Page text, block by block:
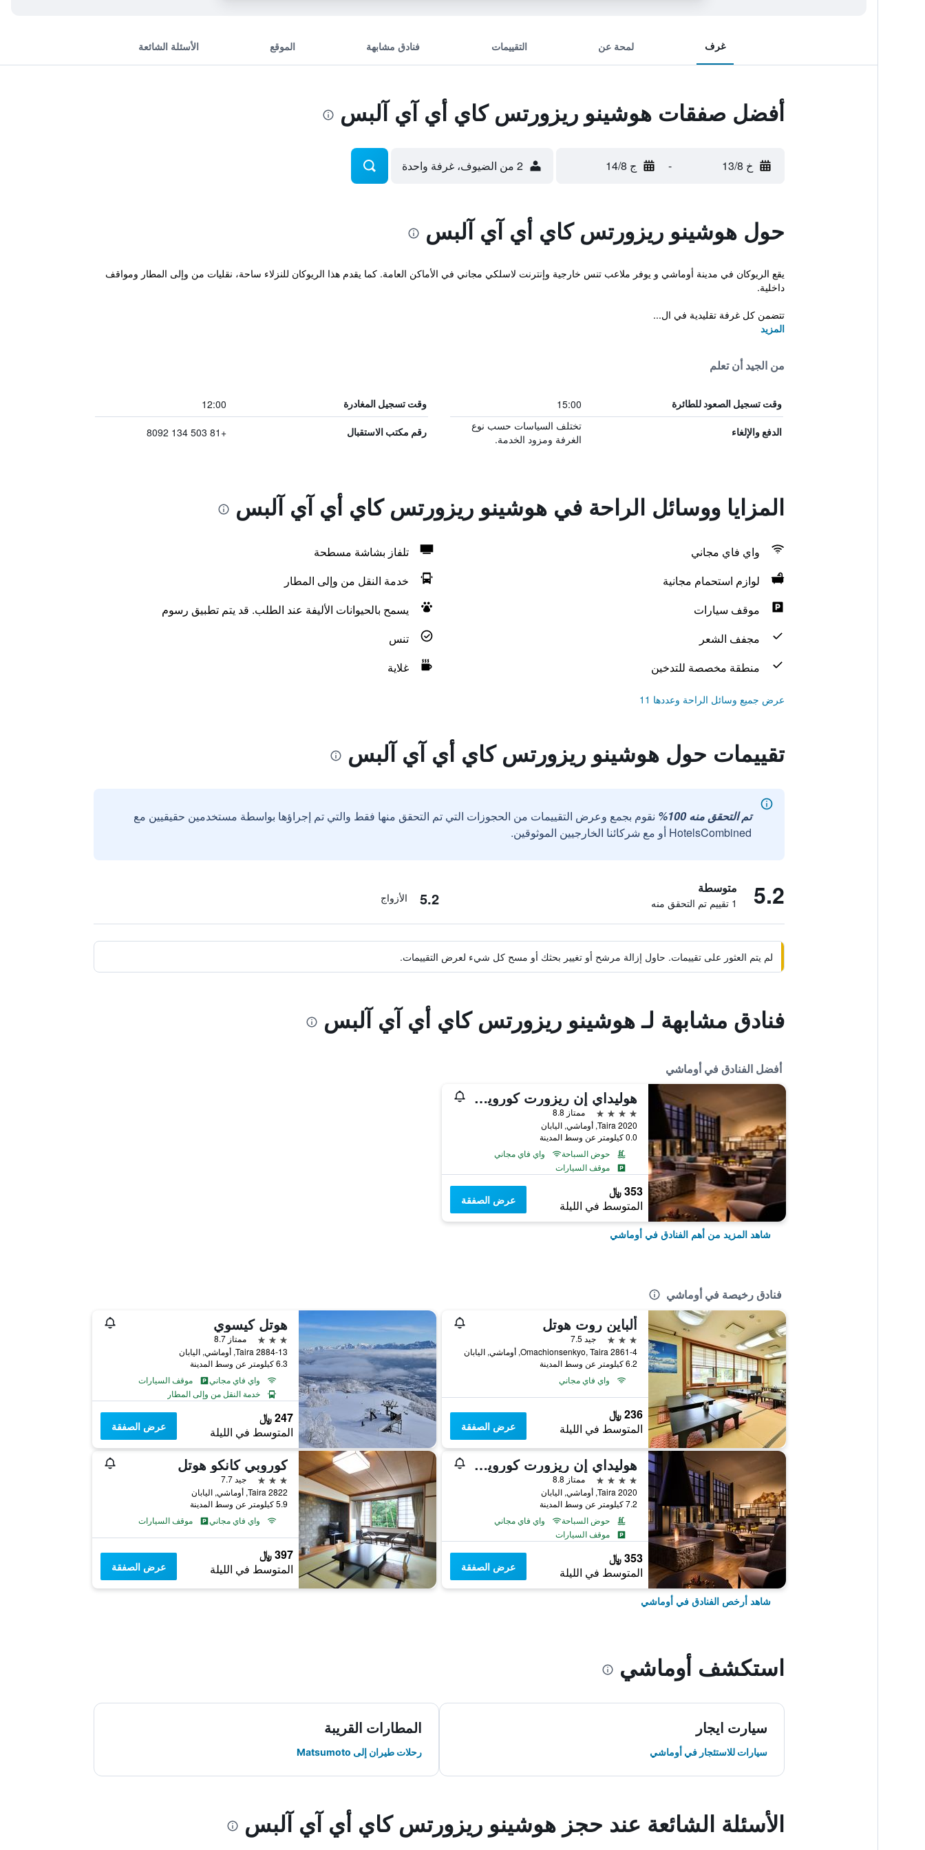
غرف لمحة عن التقييمات فنادق مشابهة الموقع الأسئلة الشائعة
أفضل صفقات هوشينو ريزورتس كاي أي آي آلبس
خ 13/8 - ج 14/8 2 من الضيوف، غرفة واحدة
حول هوشينو ريزورتس كاي أي آي آلبس
يقع الريوكان في مدينة أوماشي و يوفر ملاعب تنس خارجية وإنترنت لاسلكي مجاني في الأماكن العامة. كما يقدم هذا الريوكان للنزلاء ساحة، نقليات من وإلى المطار ومواقف
داخلية.
تتضمن كل غرفة تقليدية في ال...
المزيد
من الجيد أن تعلم
وقت تسجيل الصعود للطائرة 15:00 وقت تسجيل المغادرة 12:00
الدفع والإلغاء
تختلف السياسات حسب نوع
الغرفة ومزود الخدمة.
رقم مكتب الاستقبال +81 503 134 8092
المزايا ووسائل الراحة في هوشينو ريزورتس كاي أي آي آلبس
واي فاي مجاني
تلفاز بشاشة مسطحة
لوازم استحمام مجانية
خدمة النقل من وإلى المطار
موقف سيارات
يسمح بالحيوانات الأليفة عند الطلب. قد يتم تطبيق رسوم
مجفف الشعر
تنس
منطقة مخصصة للتدخين
غلاية
عرض جميع وسائل الراحة وعددها 11
تقييمات حول هوشينو ريزورتس كاي أي آي آلبس
تم التحقق منه 100%
نقوم بجمع وعرض التقييمات من الحجوزات التي تم التحقق منها فقط والتي تم إجراؤها بواسطة مستخدمين حقيقيين مع
HotelsCombined أو مع شركائنا الخارجيين الموثوقين.
5.2 متوسطة
1 تقييم تم التحقق منه 5.2 الأزواج
لم يتم العثور على تقييمات. حاول إزالة مرشح أو تغيير بحثك أو مسح كل شيء لعرض التقييمات.
فنادق مشابهة لـ هوشينو ريزورتس كاي أي آي آلبس
أفضل الفنادق في أوماشي
هوليداي إن ريزورت كورويوبا باي آيتش جي
4 نجوم
ممتاز 8.8
2020 Taira, أوماشي, اليابان
0.0 كيلومتر عن وسط المدينة
حوض السباحة
واي فاي مجاني
موقف السيارات
353 ﷼
المتوسط في الليلة عرض الصفقة
شاهد المزيد من أهم الفنادق في أوماشي
فنادق رخيصة في أوماشي
ألباين روت هوتل
3 نجوم
جيد 7.5
2861-4 Omachionsenkyo, Taira, أوماشي, اليابان
6.2 كيلومتر عن وسط المدينة
واي فاي مجاني
236 ﷼
المتوسط في الليلة عرض الصفقة
هوتل كيسوي
3 نجوم
ممتاز 8.7
Taira 2884-13, أوماشي, اليابان
6.3 كيلومتر عن وسط المدينة
واي فاي مجاني
موقف السيارات
خدمة النقل من وإلى المطار
247 ﷼
المتوسط في الليلة عرض الصفقة
هوليداي إن ريزورت كورويوبا باي آيتش جي
4 نجوم
ممتاز 8.8
2020 Taira, أوماشي, اليابان
7.2 كيلومتر عن وسط المدينة
حوض السباحة
واي فاي مجاني
موقف السيارات
353 ﷼
المتوسط في الليلة عرض الصفقة
كوروبي كانكو هوتل
3 نجوم
جيد 7.7
2822 Taira, أوماشي, اليابان
5.9 كيلومتر عن وسط المدينة
واي فاي مجاني
موقف السيارات
397 ﷼
المتوسط في الليلة عرض الصفقة
شاهد أرخص الفنادق في أوماشي
استكشف أوماشي
سيارت ايجار
سيارات للاستئجار في أوماشي
المطارات القريبة
رحلات طيران إلى Matsumoto
الأسئلة الشائعة عند حجز هوشينو ريزورتس كاي أي آي آلبس